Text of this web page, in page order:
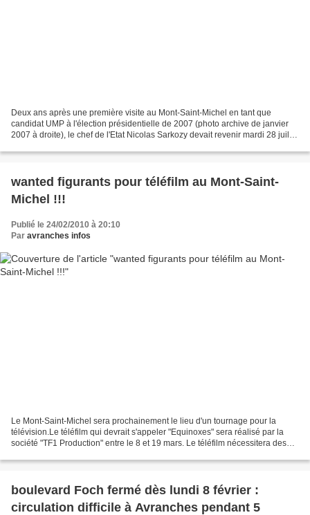
Deux ans après une première visite au Mont-Saint-Michel en tant que
candidat UMP à l'élection présidentielle de 2007 (photo archive de janvier
2007 à droite), le chef de l'Etat Nicolas Sarkozy devait revenir mardi 28 juillet
wanted figurants pour téléfilm au Mont-Saint-
Michel !!!
Publié le 24/02/2010 à 20:10
Par avranches infos
Le Mont-Saint-Michel sera prochainement le lieu d'un tournage pour la
télévision.Le téléfilm qui devrait s'appeler "Equinoxes" sera réalisé par la
société "TF1 Production" entre le 8 et 19 mars. Le téléfilm nécessitera des
boulevard Foch fermé dès lundi 8 février :
circulation difficile à Avranches pendant 5